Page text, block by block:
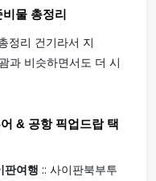
물 총정리
정리 건기라서 지
과 비슷하면서도 더 시
& 공항 픽업드랍 택
판여행 :: 사이판북부투